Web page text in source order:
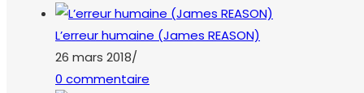
L’erreur humaine (James REASON)
26 mars 2018/
0 commentaire